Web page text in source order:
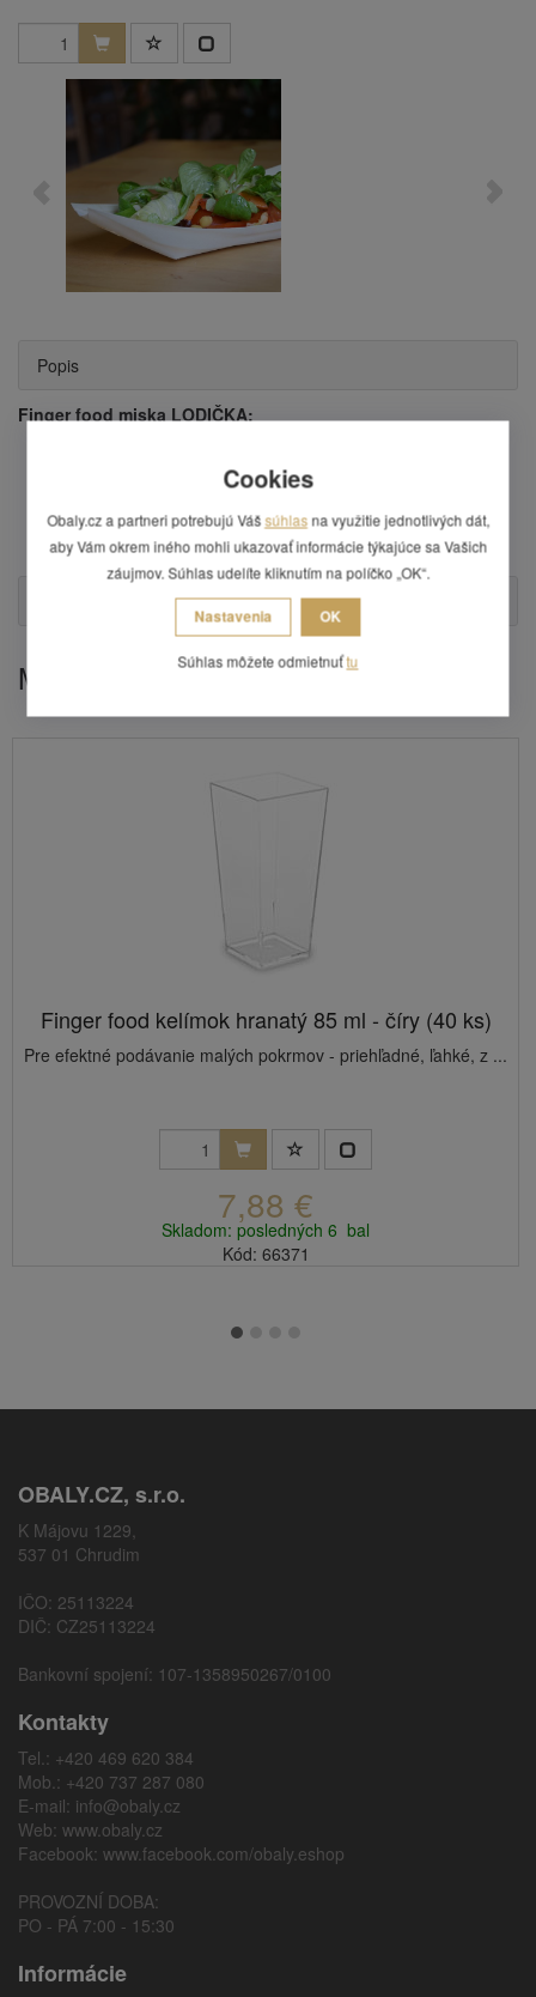
Popis
Finger food miska LODIČKA:
balenie obsahuje 100 ks,
cena uvedená za 1 balenie.
Mohlo by Vás zaujímať
Finger food kelímok hranatý 85 ml - číry (40 ks)
Pre efektné podávanie malých pokrmov - priehľadné, ľahké, z ...
7,88 €
Skladom: posledných 6 bal
Kód: 66371
OBALY.CZ, s.r.o.
K Májovu 1229,
537 01 Chrudim
IČO: 25113224
DIČ: CZ25113224
Bankovní spojení: 107-1358950267/0100
Kontakty
Tel.: +420 469 620 384
Mob.: +420 737 287 080
E-mail: info@obaly.cz
Web: www.obaly.cz
Facebook: www.facebook.com/obaly.eshop
PROVOZNÍ DOBA:
PO - PÁ 7:00 - 15:30
Informácie
Cookies
Obaly.cz a partneri potrebujú Vášsúhlas na využitie jednotlivých dát,
aby Vám okrem iného mohli ukazovať informácie týkajúce sa Vašich
záujmov. Súhlas udelíte kliknutím na políčko „OK“.
Nastavenia OK
Súhlas môžete odmietnuťtu